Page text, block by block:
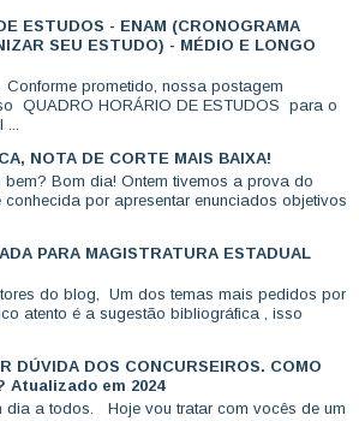
ESTUDOS - ENAM (CRONOGRAMA
SEU ESTUDO) - MÉDIO E LONGO
prometido, nossa postagem
QUADRO HORÁRIO DE ESTUDOS para o
...
NOTA DE CORTE MAIS BAIXA!
Bom dia! Ontem tivemos a prova do
conhecida por apresentar enunciados objetivos
PARA MAGISTRATURA ESTADUAL
do blog, Um dos temas mais pedidos por
atento é a sugestão bibliográfica , isso
DÚVIDA DOS CONCURSEIROS. COMO
Atualizado em 2024
dia a todos. Hoje vou tratar com vocês de um